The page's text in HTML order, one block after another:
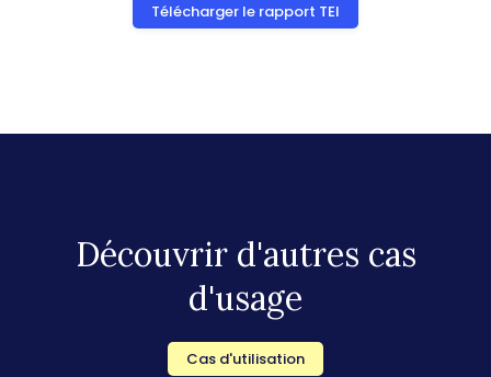
Télécharger le rapport TEI
Découvrir d'autres cas
d'usage
Cas d'utilisation